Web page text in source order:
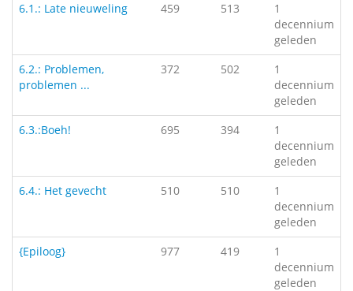
6.1.: Late nieuweling
459 513
1
decennium
geleden
6.2.: Problemen,
problemen ...
372 502
1
decennium
geleden
6.3.:Boeh!
695 394
1
decennium
geleden
6.4.: Het gevecht
510 510
1
decennium
geleden
{Epiloog}
977 419
1
decennium
geleden